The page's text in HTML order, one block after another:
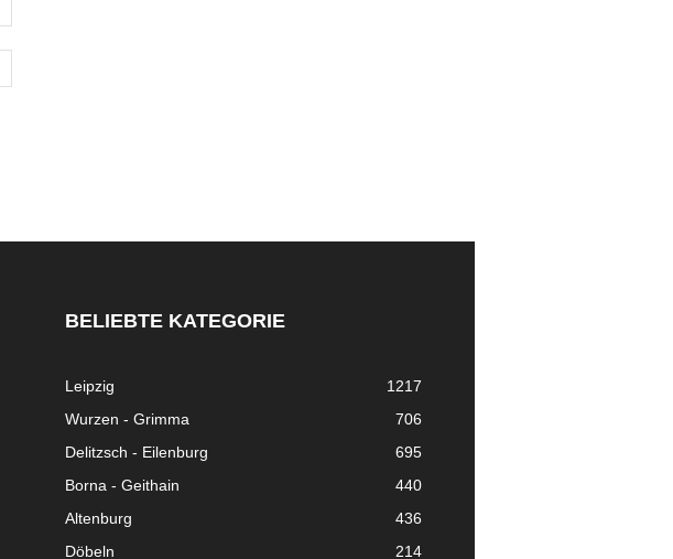
BELIEBTE KATEGORIE
Leipzig
1217
Wurzen - Grimma
706
Delitzsch - Eilenburg
695
Borna - Geithain
440
Altenburg
436
Döbeln
214